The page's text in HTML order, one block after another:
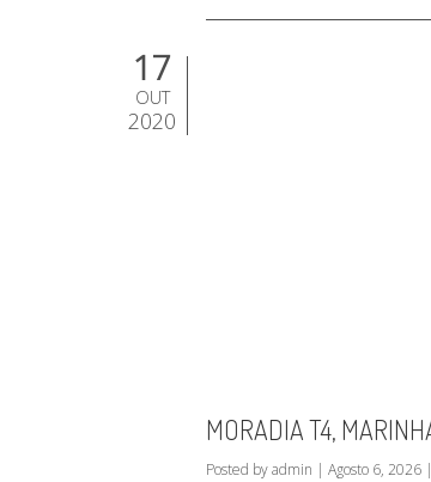
17
OUT
2020
MORADIA T4,
Posted by admin | Agosto 6, 2026